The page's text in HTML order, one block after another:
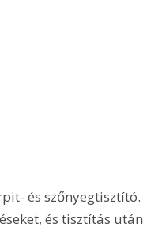
és szőnyegtisztító.
és tisztítás után